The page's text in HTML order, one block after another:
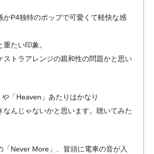
かP4独特のポップで可愛くて軽快な感
たい印象。
ストラアレンジの親和性の問題かと思い
や「Heaven」あたりはかなり
なんじゃないかと思います。聴いてみた
「Never More」、冒頭に電車の音が入